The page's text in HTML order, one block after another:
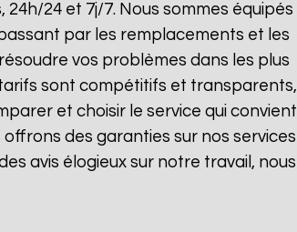
24 et 7j/7. Nous sommes équipés
par les remplacements et les
vos problèmes dans les plus
sont compétitifs et transparents,
et choisir le service qui convient
des garanties sur nos services
avis élogieux sur notre travail, nous